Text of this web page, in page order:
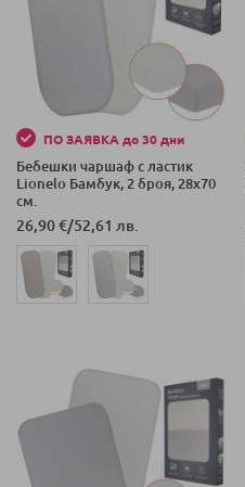
ПО ЗАЯВКА до 30 дни
Бебешки чаршаф с ластик
Lionelo Бамбук, 2 броя, 28x70
см.
26,90 €/52,61 лв.